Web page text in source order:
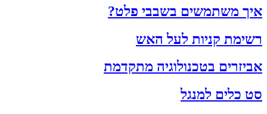
איך משתמשים בשבבי פלט?
רשימת קניות לעל האש
אביזרים בטכנולוגיה מתקדמת
סט כלים למנגל